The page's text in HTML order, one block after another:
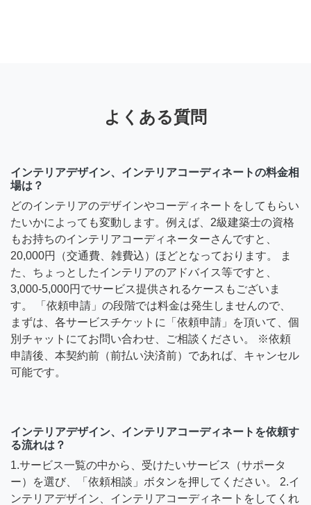
よくある質問
インテリアデザイン、インテリアコーディネートの料金相
場は？
どのインテリアのデザインやコーディネートをしてもらい
たいかによっても変動します。例えば、2級建築士の資格
もお持ちのインテリアコーディネーターさんですと、
20,000円（交通費、雑費込）ほどとなっております。 ま
た、ちょっとしたインテリアのアドバイス等ですと、
3,000-5,000円でサービス提供されるケースもございま
す。 「依頼申請」の段階では料金は発生しませんので、
まずは、各サービスチケットに「依頼申請」を頂いて、個
別チャットにてお問い合わせ、ご相談ください。 ※依頼
申請後、本契約前（前払い決済前）であれば、キャンセル
可能です。
インテリアデザイン、インテリアコーディネートを依頼す
る流れは？
1.サービス一覧の中から、受けたいサービス（サポータ
ー）を選び、「依頼相談」ボタンを押してください。 2.イ
ンテリアデザイン、インテリアコーディネートをしてくれ